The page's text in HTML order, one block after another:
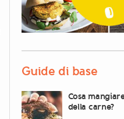
Guide di base
Cosa
della carne?